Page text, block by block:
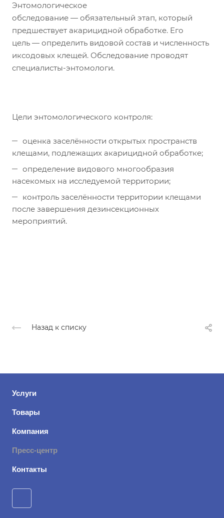
Энтомологическое
обследование — обязательный этап, который
предшествует акарицидной обработке. Его
цель — определить видовой состав и численность
иксодовых клещей. Обследование проводят
специалисты-энтомологи.
Цели энтомологического контроля:
оценка заселённости открытых пространств
клещами, подлежащих акарицидной обработке;
определение видового многообразия
насекомых на исследуемой территории;
контроль заселённости территории клещами
после завершения дезинсекционных
мероприятий.
Назад к списку
Услуги
Товары
Компания
Пресс-центр
Контакты